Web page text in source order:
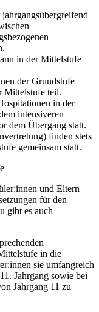
in der Mittelstufe
der Grundstufe
Mittelstufe teil.
in der
intensiveren
dem Übergang statt.
finden stets
gemeinsam statt.
und Eltern
für den
gibt es auch
in die
sie umfangreich
Jahrgang sowie bei
Jahrgang 11 zu